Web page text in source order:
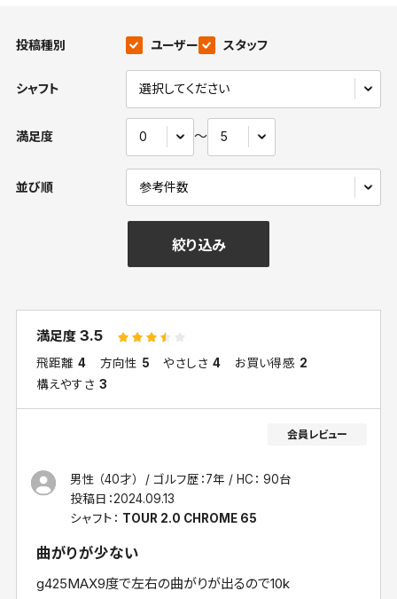
投稿種別 ユーザー スタッフ
シャフト
満足度 〜
並び順
絞り込み
満足度3.5
飛距離 4 方向性 5 やさしさ 4 お買い得感 2
構えやすさ 3
男性 （40才） ゴルフ歴：7年
HC： 90台
投稿日：2024.09.13
シャフト： TOUR 2.0 CHROME 65
曲がりが少ない
g425MAX9度で左右の曲がりが出るので10k